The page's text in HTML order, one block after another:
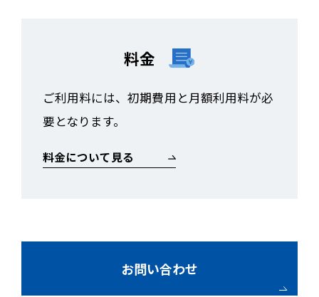
料金
ご利用料には、初期費用と月額利用料が必
要となります。
料金について見る
お問い合わせ